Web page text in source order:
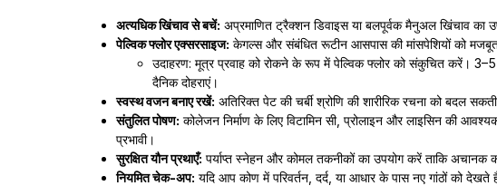
अत्यधिक खिंचाव से बचें: अप्रमाणित ट्रैक्शन डिवाइस या बलपूर्वक मैनुअल खिंचाव का
पेल्विक फ्लोर एक्सरसाइज: केगल्स और संबंधित रूटीन आसपास की मांसपेशियों को
उदाहरण: मूत्र प्रवाह को रोकने के रूप में पेल्विक फ्लोर को संकुचित करें।
दैनिक दोहराएं।
स्वस्थ वजन बनाए रखें: अतिरिक्त पेट की चर्बी श्रोणि की शारीरिक रचना को बदल
संतुलित पोषण: कोलेजन निर्माण के लिए विटामिन सी, प्रोलाइन और लाइसिन की
प्रभावी।
सुरक्षित यौन प्रथाएँ: पर्याप्त स्नेहन और कोमल तकनीकों का उपयोग करें ताकि अचानक
नियमित चेक-अप: यदि आप कोण में परिवर्तन, दर्द, या आधार के पास नए गांठों को